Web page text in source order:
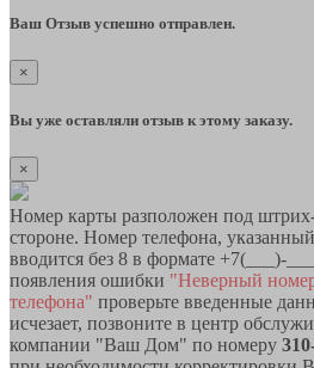
Ваш Отзыв успешно отправлен.
×
Вы уже оставляли отзыв к этому заказу.
×
Номер карты разположен под
стороне. Номер телефона,
вводится без 8 в формате +7(___)-
появления ошибки "Неверный
телефона" проверьте введенные
исчезает, позвоните в центр
компании "Ваш Дом" по номеру